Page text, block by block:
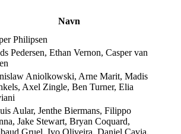
Navn
Philipsen
Pedersen, Ethan Vernon, Casper van
Aniolkowski, Arne Marit, Madis
Axel Zingle, Ben Turner, Elia
Aular, Jenthe Biermans, Filippo
Jake Stewart, Bryan Coquard,